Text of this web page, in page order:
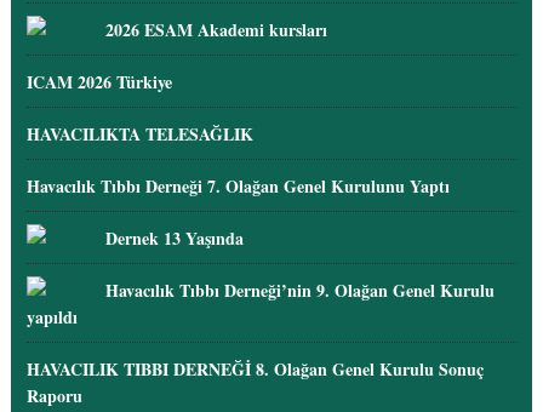
2026 ESAM Akademi kursları
ICAM 2026 Türkiye
HAVACILIKTA TELESAĞLIK
Havacılık Tıbbı Derneği 7. Olağan Genel Kurulunu Yaptı
Dernek 13 Yaşında
Havacılık Tıbbı Derneği’nin 9. Olağan Genel Kurulu
yapıldı
HAVACILIK TIBBI DERNEĞİ 8. Olağan Genel Kurulu Sonuç
Raporu